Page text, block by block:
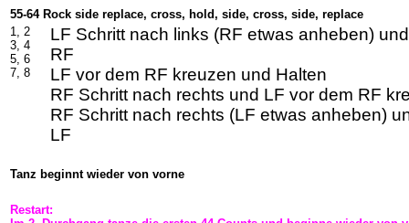
55-64 Rock side replace, cross, hold, side, cross, side, replace
1, 2
3, 4
5, 6
7, 8
LF Schritt nach links (RF etwas anheben)
RF
LF vor dem RF kreuzen und Halten
RF Schritt nach rechts und LF vor dem RF
RF Schritt nach rechts (LF etwas anheben)
LF
Tanz beginnt wieder von vorne
Restart: